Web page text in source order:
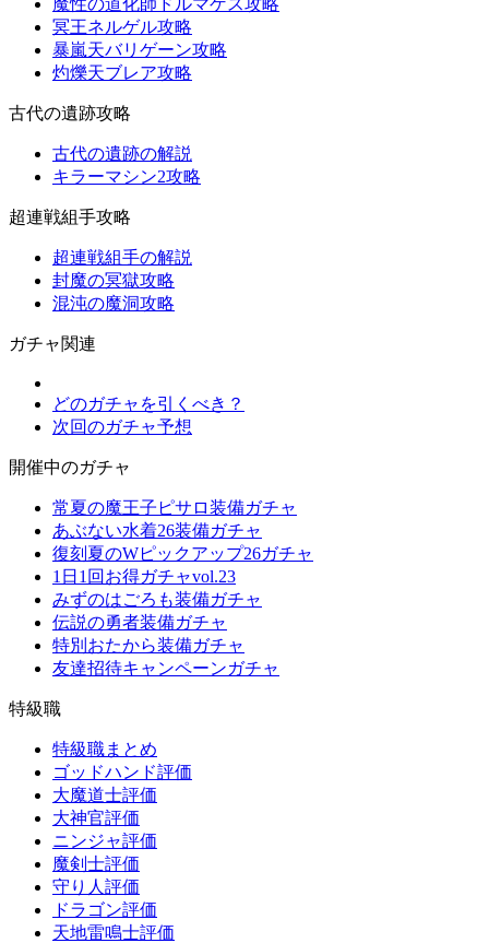
魔性の道化師ドルマゲス攻略
冥王ネルゲル攻略
暴嵐天バリゲーン攻略
灼爍天ブレア攻略
古代の遺跡攻略
古代の遺跡の解説
キラーマシン2攻略
超連戦組手攻略
超連戦組手の解説
封魔の冥獄攻略
混沌の魔洞攻略
ガチャ関連
どのガチャを引くべき？
次回のガチャ予想
開催中のガチャ
常夏の魔王子ピサロ装備ガチャ
あぶない水着26装備ガチャ
復刻夏のWピックアップ26ガチャ
1日1回お得ガチャvol.23
みずのはごろも装備ガチャ
伝説の勇者装備ガチャ
特別おたから装備ガチャ
友達招待キャンペーンガチャ
特級職
特級職まとめ
ゴッドハンド評価
大魔道士評価
大神官評価
ニンジャ評価
魔剣士評価
守り人評価
ドラゴン評価
天地雷鳴士評価